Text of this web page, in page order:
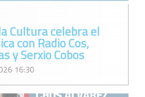
Cultura celebra el
con Radio Cos,
y Serxio Cobos
16:30